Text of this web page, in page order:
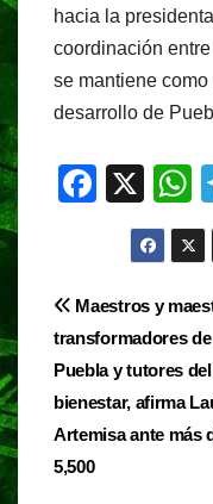
hacia la
coordinación
se mantiene
desarrollo de
F
e
b
o
o
k
X
h
s
A
p
p
de
entradas
Maestros y
transformadores de
Puebla y tutores del
bienestar, afirma
Artemisa ante más
5,500